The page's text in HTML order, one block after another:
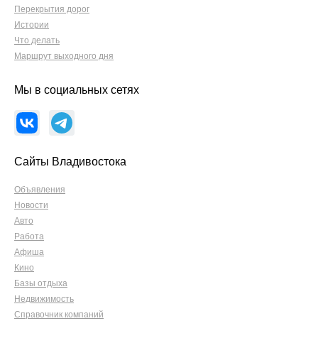
Перекрытия дорог
Истории
Что делать
Маршрут выходного дня
Мы в социальных сетях
Сайты Владивостока
Объявления
Новости
Авто
Работа
Афиша
Кино
Базы отдыха
Недвижимость
Справочник компаний